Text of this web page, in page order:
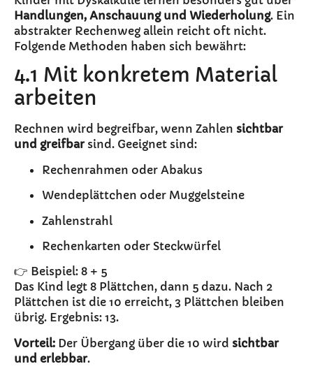
Handlungen, Anschauung und Wiederholung. Ein
abstrakter Rechenweg allein reicht oft nicht.
Folgende Methoden haben sich bewährt:
4.1 Mit konkretem Material
arbeiten
Rechnen wird begreifbar, wenn Zahlen sichtbar
und greifbarsind. Geeignet sind:
Rechenrahmen oder Abakus
Wendeplättchen oder Muggelsteine
Zahlenstrahl
Rechenkarten oder Steckwürfel
👉 Beispiel: 8 + 5
Das Kind legt 8 Plättchen, dann 5 dazu. Nach 2
Plättchen ist die 10 erreicht, 3 Plättchen bleiben
übrig. Ergebnis: 13.
Vorteil: Der Übergang über die 10 wird sichtbar
und erlebbar.